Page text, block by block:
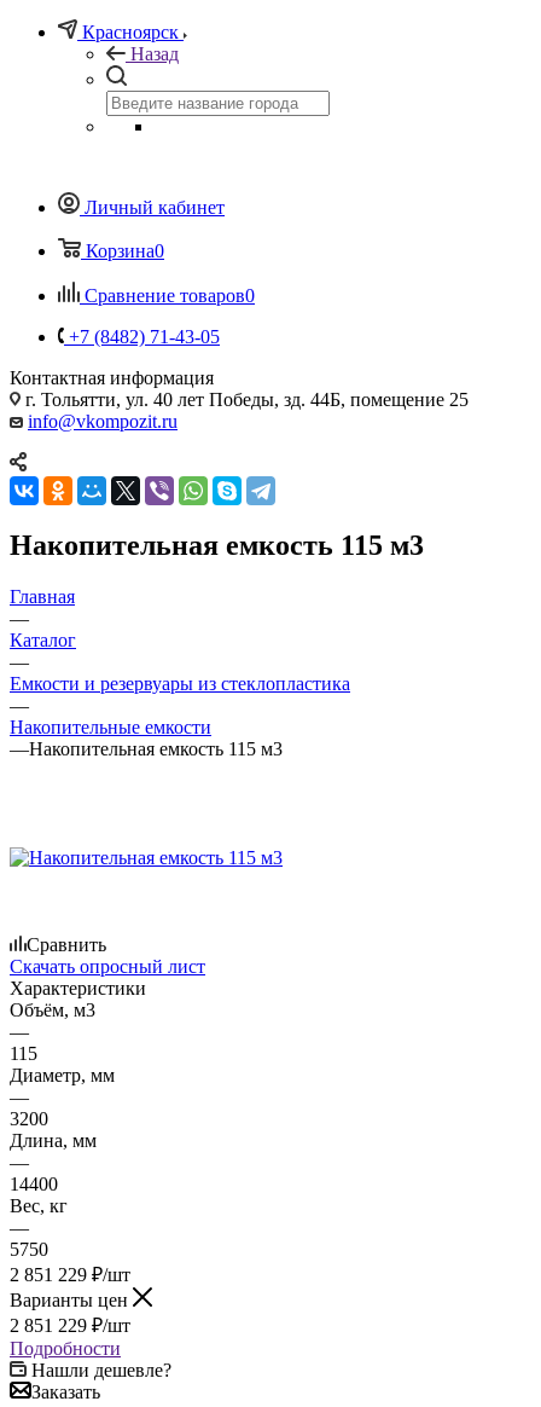
Красноярск
Назад
Личный кабинет
Корзина0
Сравнение товаров0
+7 (8482) 71-43-05
Контактная информация
г. Тольятти, ул. 40 лет Победы, зд. 44Б, помещение 25
info@vkompozit.ru
Накопительная емкость 115 м3
Главная
—
Каталог
—
Емкости и резервуары из стеклопластика
—
Накопительные емкости
—Накопительная емкость 115 м3
Сравнить
Скачать опросный лист
Характеристики
Объём, м3
—
115
Диаметр, мм
—
3200
Длина, мм
—
14400
Вес, кг
—
5750
2 851 229 ₽/шт
Варианты цен
2 851 229 ₽/шт
Подробности
Нашли дешевле?
Заказать